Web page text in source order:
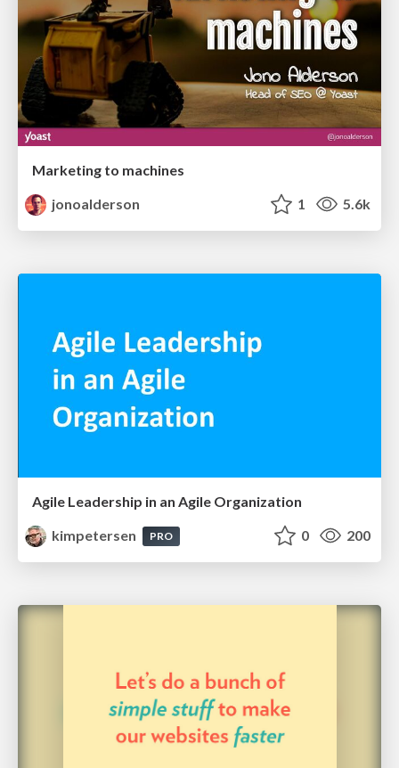
Marketing to machines
jonoalderson
1 5.6k
Agile Leadership in an Agile Organization
kimpetersen
PRO 0 200